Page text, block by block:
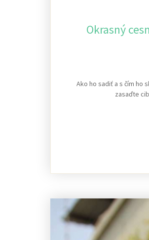
Okrasný
Ako ho sadiť a s čím ho
zasaďte